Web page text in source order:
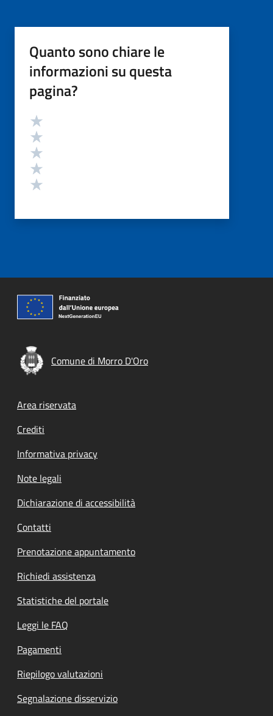
Quanto sono chiare le
informazioni su questa
pagina?
Valutazione
Comune di Morro D'Oro
Footer menu
Area riservata
Crediti
Informativa privacy
Note legali
Dichiarazione di accessibilità
Contatti
Prenotazione appuntamento
Richiedi assistenza
Statistiche del portale
Leggi le FAQ
Pagamenti
Riepilogo valutazioni
Segnalazione disservizio